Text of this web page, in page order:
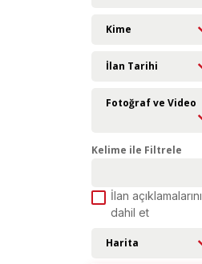
Kime
İlan Tarihi
Fotoğraf ve Video
Kelime ile Filtrele
İlan açıklamalarını
dahil et
Harita